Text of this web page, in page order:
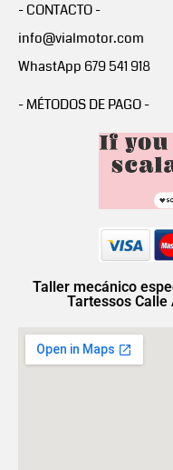
- CONTACTO -
info@vialmotor.com
WhastApp 679 541 918
- MÉTODOS DE PAGO -
Taller mecánico
Tartessos